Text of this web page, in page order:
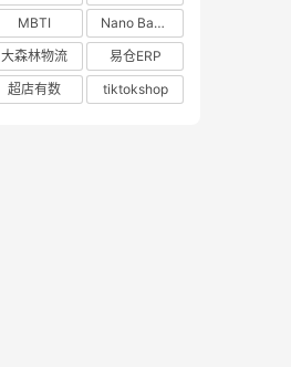
MBTI
Nano Banana
大森林物流
易仓ERP
超店有数 tiktokshop